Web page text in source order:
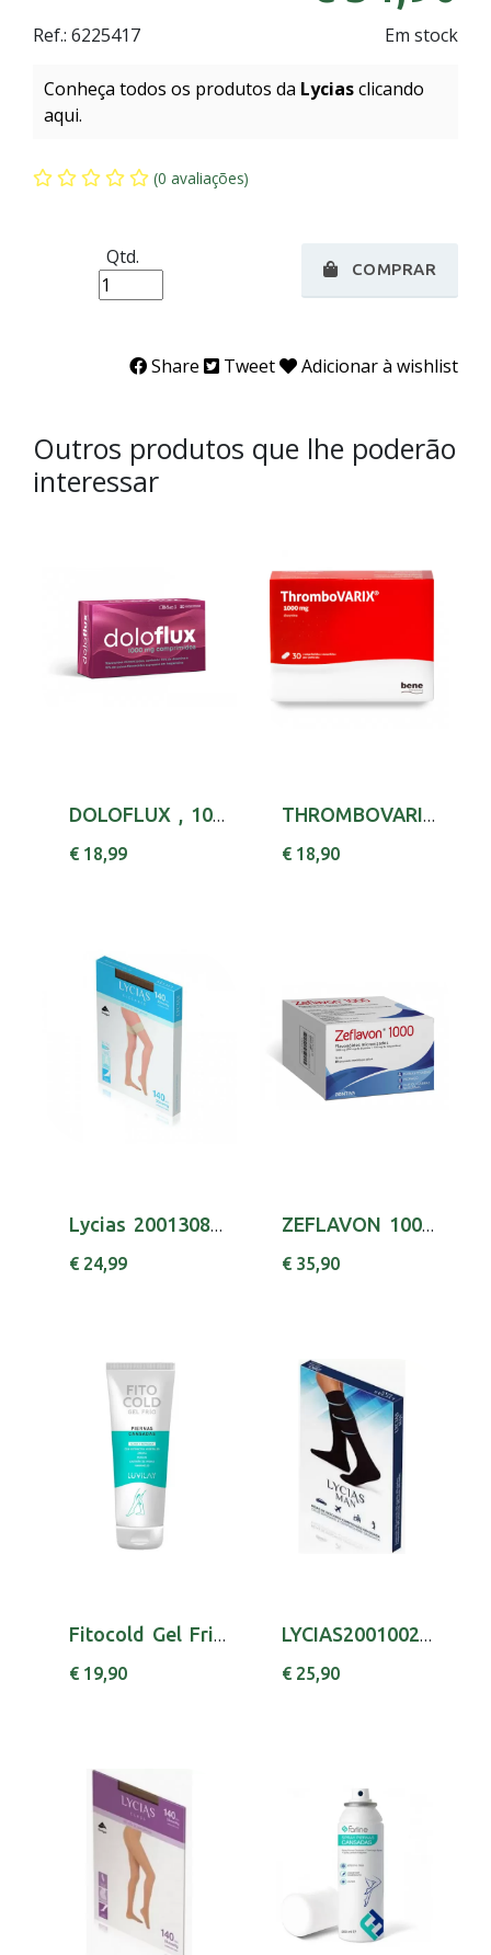
Em stock
Ref.: 6225417
Conheça todos os produtos da Lyciasclicando
aqui.
(0 avaliações)
Qtd.
COMPRAR
Share Tweet Adicionar à wishlist
Outros produtos que lhe poderão
interessar
DOLOFLUX , 1000 MG BLISTER 30 UNIDADE(S) COMP...
€ 18,99
THROMBOVARIX , 1000 MG BLISTER 30 UNIDADE(S) ...
€ 18,90
Lycias 2001308100 Elegan Meia 140 T3 Mel
€ 24,99
ZEFLAVON 1000 , 1000 MG BLISTER 60 UNIDADE(S)...
€ 35,90
Fitocold Gel Frio Pern Cans 250ml
€ 19,90
LYCIAS20010027001 MAN MEIA T2 AZUL
€ 25,90